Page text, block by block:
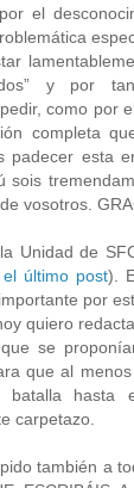
el
y por
como por
completa
padecer esta
sois
vosotros.
Unidad de
último post).
por
quiero
se
que al
batalla hasta
carpetazo.
también a